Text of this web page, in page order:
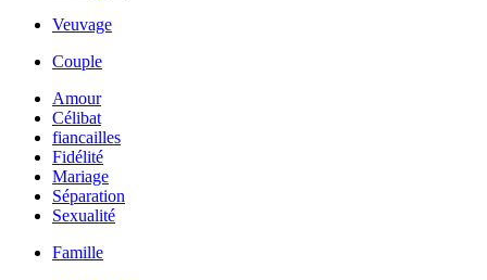
Veuvage
Couple
Amour
Célibat
fiancailles
Fidélité
Mariage
Séparation
Sexualité
Famille